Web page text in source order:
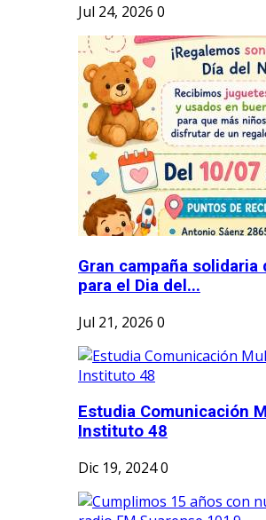
Jul 24, 2026 0
Gran campaña solidaria
para el Dia del...
Jul 21, 2026 0
Estudia Comunicación
Instituto 48
Dic 19, 20240